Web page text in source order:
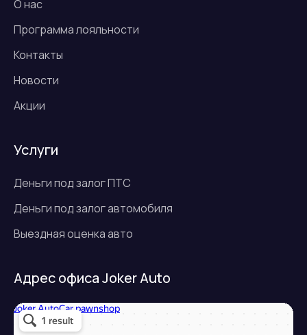
О нас
Программа лояльности
Контакты
Новости
Акции
Услуги
Деньги под залог ПТС
Деньги под залог автомобиля
Выездная оценка авто
Адрес офиса Joker Auto
Джокер авто
Займ под залог авто в Подольске
Микрофинансовая организация в Подольске